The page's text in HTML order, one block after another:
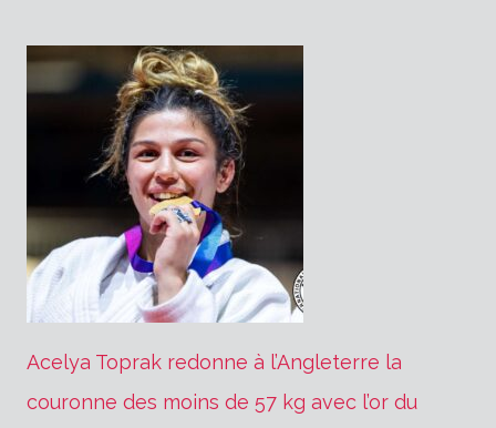
Acelya Toprak redonne à l’Angleterre la
couronne des moins de 57 kg avec l’or du